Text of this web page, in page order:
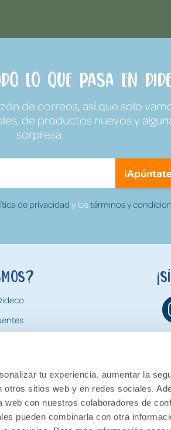
tu experiencia, aumentar la
sitios web y en redes sociales.
con nuestros colaboradores de
pueden combinarla con otra
lo que pasa en
de correos, así que solo
de productos nuevos y
sorpresa.
de privacidady lostérminos y